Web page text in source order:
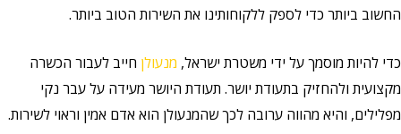
ביותר כדי לספק ללקוחותינו את השירות הטוב ביותר.
מוסמך על ידי משטרת ישראל,מנעולןחייב לעבור הכשרה
ולהחזיק בתעודת יושר. תעודת היושר מעידה על עבר נקי
והיא מהווה ערובה לכך שהמנעולן הוא אדם אמין וראוי לשירות.